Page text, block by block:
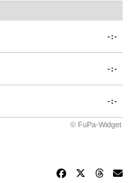
-:-
-:-
-:-
© FuPa-Widget